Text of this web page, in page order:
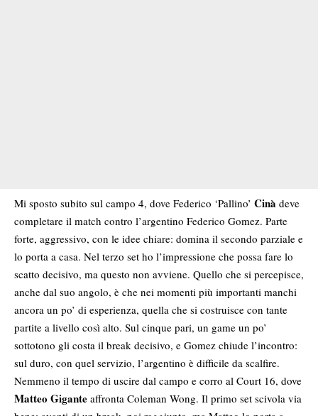
Mi sposto subito sul campo 4, dove Federico ‘Pallino’ Cinà deve
completare il match contro l’argentino Federico Gomez. Parte
forte, aggressivo, con le idee chiare: domina il secondo parziale e
lo porta a casa. Nel terzo set ho l’impressione che possa fare lo
scatto decisivo, ma questo non avviene. Quello che si percepisce,
anche dal suo angolo, è che nei momenti più importanti manchi
ancora un po’ di esperienza, quella che si costruisce con tante
partite a livello così alto. Sul cinque pari, un game un po’
sottotono gli costa il break decisivo, e Gomez chiude l’incontro:
sul duro, con quel servizio, l’argentino è difficile da scalfire.
Nemmeno il tempo di uscire dal campo e corro al Court 16, dove
Matteo Gigante affronta Coleman Wong. Il primo set scivola via